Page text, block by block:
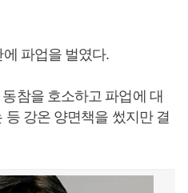
파업을 벌였다.
참을 호소하고 파업에 대
강온 양면책을 썼지만 결